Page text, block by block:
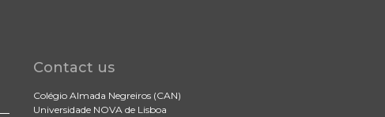
Contact us
Colégio Almada Negreiros (CAN)
Universidade NOVA de Lisboa